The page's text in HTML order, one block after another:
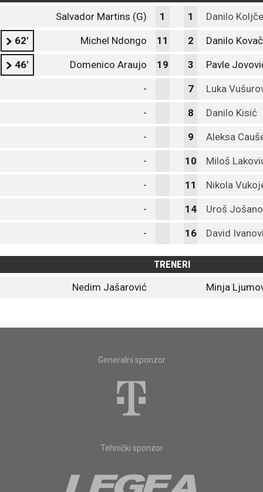
Salvador Martins (G)
1 1 Danilo
62' Michel Ndongo 11 2 Danilo
46' Domenico Araujo 19 3 Pavle
- 7 Luka
- 8 Danilo Kisić
- 9 Aleksa
- 10 Miloš
- 11 Nikola
- 14 Uroš
- 16 David
TRENERI
Nedim Jašarović
Minja
Generalni sponzor
Tehnički sponzor